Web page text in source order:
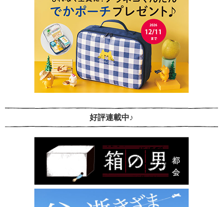
好評連載中♪